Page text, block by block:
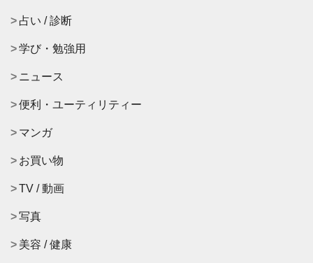
占い / 診断
学び・勉強用
ニュース
便利・ユーティリティー
マンガ
お買い物
TV / 動画
写真
美容 / 健康